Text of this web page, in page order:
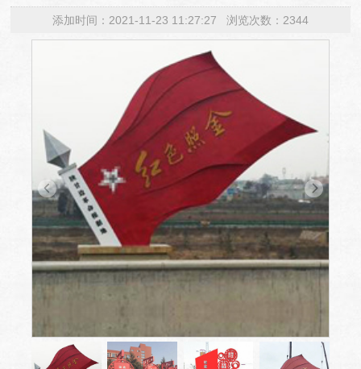
添加时间：2021-11-23 11:27:27 浏览次数：2344